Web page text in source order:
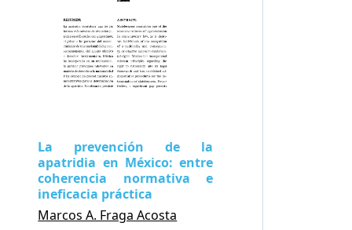
La prevención de la
apatridia en México: entre
coherencia normativa e
ineficacia práctica
Marcos A. Fraga Acosta